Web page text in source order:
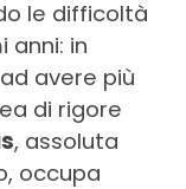
le difficoltà
anni: in
avere più
di rigore
, assoluta
occupa